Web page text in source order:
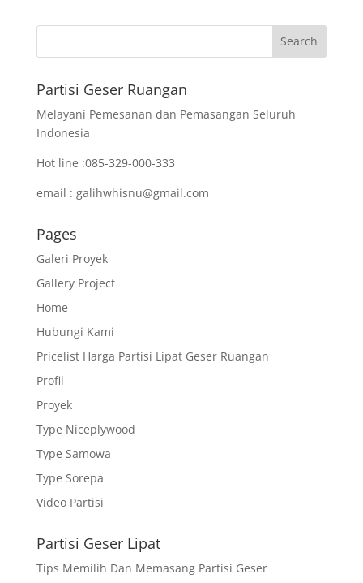
Partisi Geser Ruangan
Melayani Pemesanan dan Pemasangan Seluruh
Indonesia
Hot line :085-329-000-333
email : galihwhisnu@gmail.com
Pages
Galeri Proyek
Gallery Project
Home
Hubungi Kami
Pricelist Harga Partisi Lipat Geser Ruangan
Profil
Proyek
Type Niceplywood
Type Samowa
Type Sorepa
Video Partisi
Partisi Geser Lipat
Tips Memilih Dan Memasang Partisi Geser